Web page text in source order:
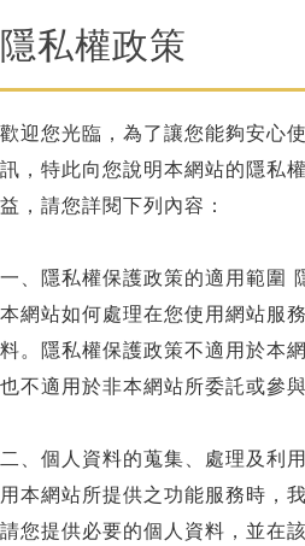
隱私權政策
歡迎您光臨，為了讓您能夠安心
訊，特此向您說明本網站的隱私
益，請您詳閱下列內容：
一、隱私權保護政策的適用範圍
本網站如何處理在您使用網站服
料。隱私權保護政策不適用於本
也不適用於非本網站所委託或參
二、個人資料的蒐集、處理及利
用本網站所提供之功能服務時，
請您提供必要的個人資料，並在